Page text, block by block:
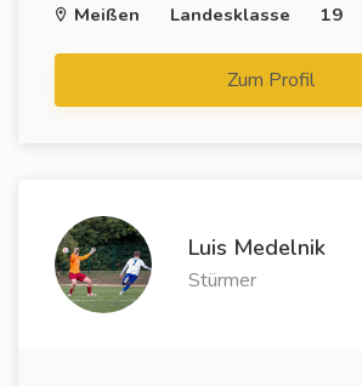
Meißen Landesklasse 19
Zum Profil
Luis Medelnik
Stürmer